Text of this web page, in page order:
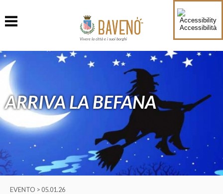
Accessibilità
Vivere la città e i suoi borghi
ARRIVA LA BEFANA
EVENTO > 05.01.26